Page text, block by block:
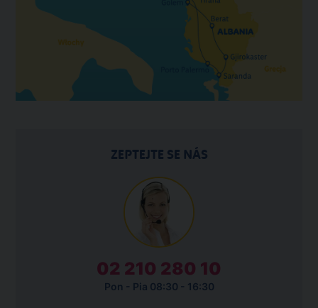
ZEPTEJTE SE NÁS
02 210 280 10
Pon - Pia 08:30 - 16:30